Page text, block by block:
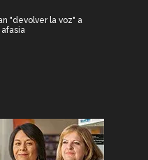
"devolver la voz" a